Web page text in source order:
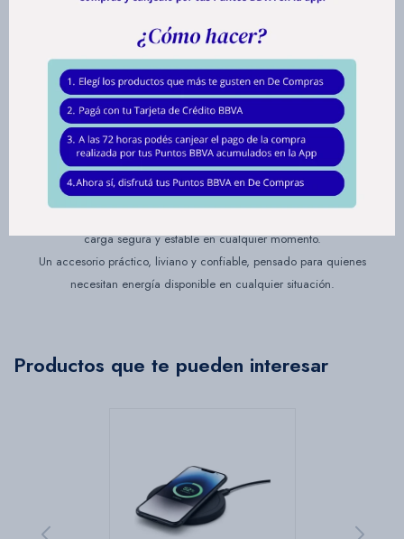
emergencia.
Es compatible con celulares, tablets, reproductores de música y todo tipo
de accesorios de audio, convirtiéndose en un aliado indispensable
cuando estás de viaje, en la calle o durante una jornada larga fuera de
casa.
Su capacidad de 2200 mAh te brinda el shot extra de carga justo para
salir de un apuro y mantener tus dispositivos funcionando cuando más lo
necesitás.
carga segura y estable en cualquier momento.
Un accesorio práctico, liviano y confiable, pensado para quienes
necesitan energía disponible en cualquier situación.
Productos que te pueden interesar